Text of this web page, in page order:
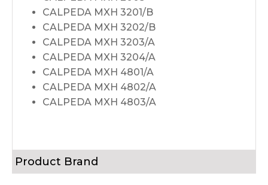
CALPEDA MXH 3201/B
CALPEDA MXH 3202/B
CALPEDA MXH 3203/A
CALPEDA MXH 3204/A
CALPEDA MXH 4801/A
CALPEDA MXH 4802/A
CALPEDA MXH 4803/A
Product Brand